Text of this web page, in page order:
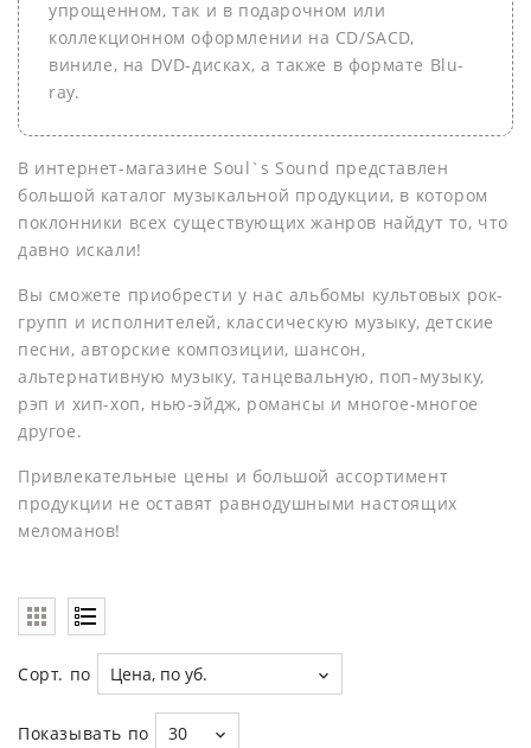
упрощенном, так и в подарочном или
коллекционном оформлении на СD/SACD,
виниле, на DVD-дисках, а также в формате Blu-
ray.
В интернет-магазине Soul`s Sound представлен
большой каталог музыкальной продукции, в котором
поклонники всех существующих жанров найдут то, что
давно искали!
Вы сможете приобрести у нас альбомы культовых рок-
групп и исполнителей, классическую музыку, детские
песни, авторские композиции, шансон,
альтернативную музыку, танцевальную, поп-музыку,
рэп и хип-хоп, нью-эйдж, романсы и многое-многое
другое.
Привлекательные цены и большой ассортимент
продукции не оставят равнодушными настоящих
меломанов!
Сорт. по Цена, по уб.
Показывать по 30